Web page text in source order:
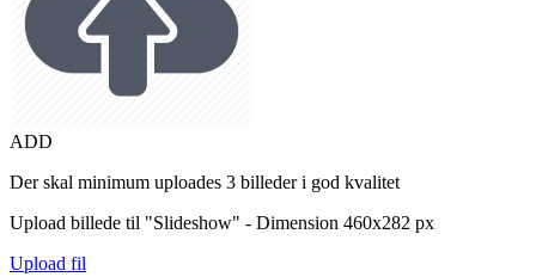
ADD
Der skal minimum uploades 3 billeder i god kvalitet
Upload billede til "Slideshow" - Dimension 460x282 px
Upload fil